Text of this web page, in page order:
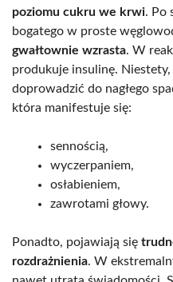
poziomu cukru we krwi. Po
bogatego w proste
gwałtownie wzrasta. W
produkuje insulinę.
doprowadzić do nagłego
która manifestuje się:
sennością,
wyczerpaniem,
osłabieniem,
zawrotami głowy.
Ponadto, pojawiają się
rozdrażnienia. W